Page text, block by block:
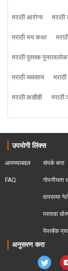
मराठी आरोग्य
मराठी
मराठी भय कथा
मराठी पुस्तक
मराठी व्यवसाय
मराठी काहीही
उपयोगी लिंक्स
आमच्याबद्दल
FAQ
संपर्क करा
गोपनीयता
वापरल्या
परतावा
पेपरबॅक
अनुसरण करा